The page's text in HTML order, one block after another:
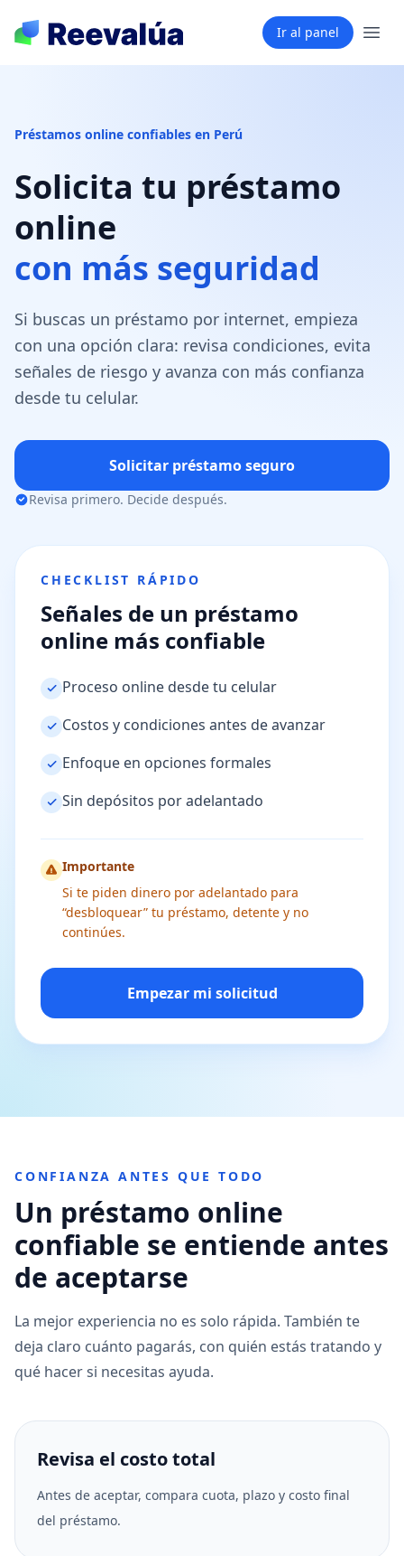
Ir al panel
Préstamos online confiables en Perú
Solicita tu préstamo
online
con más seguridad
Si buscas un préstamo por internet, empieza
con una opción clara: revisa condiciones, evita
señales de riesgo y avanza con más confianza
desde tu celular.
Solicitar préstamo seguro
Revisa primero. Decide después.
CHECKLIST RÁPIDO
Señales de un préstamo
online más confiable
Proceso online desde tu celular
Costos y condiciones antes de avanzar
Enfoque en opciones formales
Sin depósitos por adelantado
Importante
Si te piden dinero por adelantado para
“desbloquear” tu préstamo, detente y no
continúes.
Empezar mi solicitud
CONFIANZA ANTES QUE TODO
Un préstamo online
confiable se entiende antes
de aceptarse
La mejor experiencia no es solo rápida. También te
deja claro cuánto pagarás, con quién estás tratando y
qué hacer si necesitas ayuda.
Revisa el costo total
Antes de aceptar, compara cuota, plazo y costo final
del préstamo.